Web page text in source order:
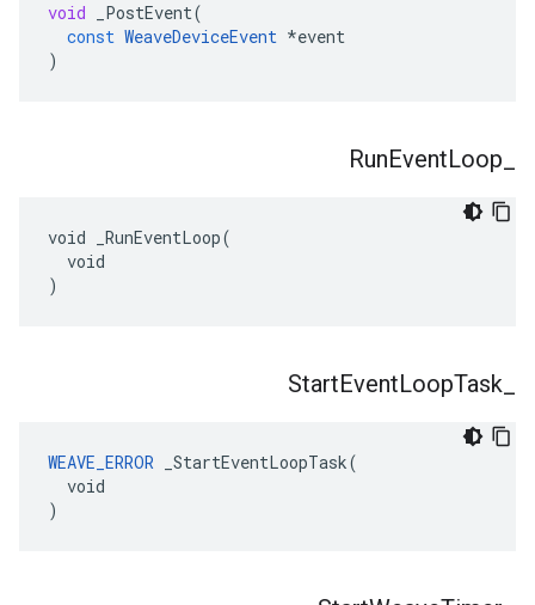
void _PostEvent(
const WeaveDeviceEvent *event
)
RunEventLoop
void _RunEventLoop(
  void
)
StartEventLoopTask
WEAVE_ERROR _StartEventLoopTask(
  void
)